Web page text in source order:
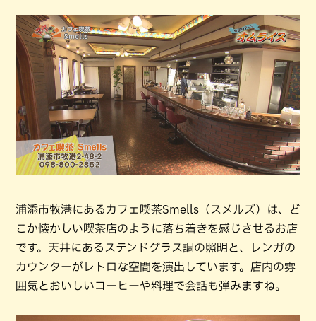
浦添市牧港にあるカフェ喫茶Smells（スメルズ）は、ど
こか懐かしい喫茶店のように落ち着きを感じさせるお店
です。天井にあるステンドグラス調の照明と、レンガの
カウンターがレトロな空間を演出しています。店内の雰
囲気とおいしいコーヒーや料理で会話も弾みますね。